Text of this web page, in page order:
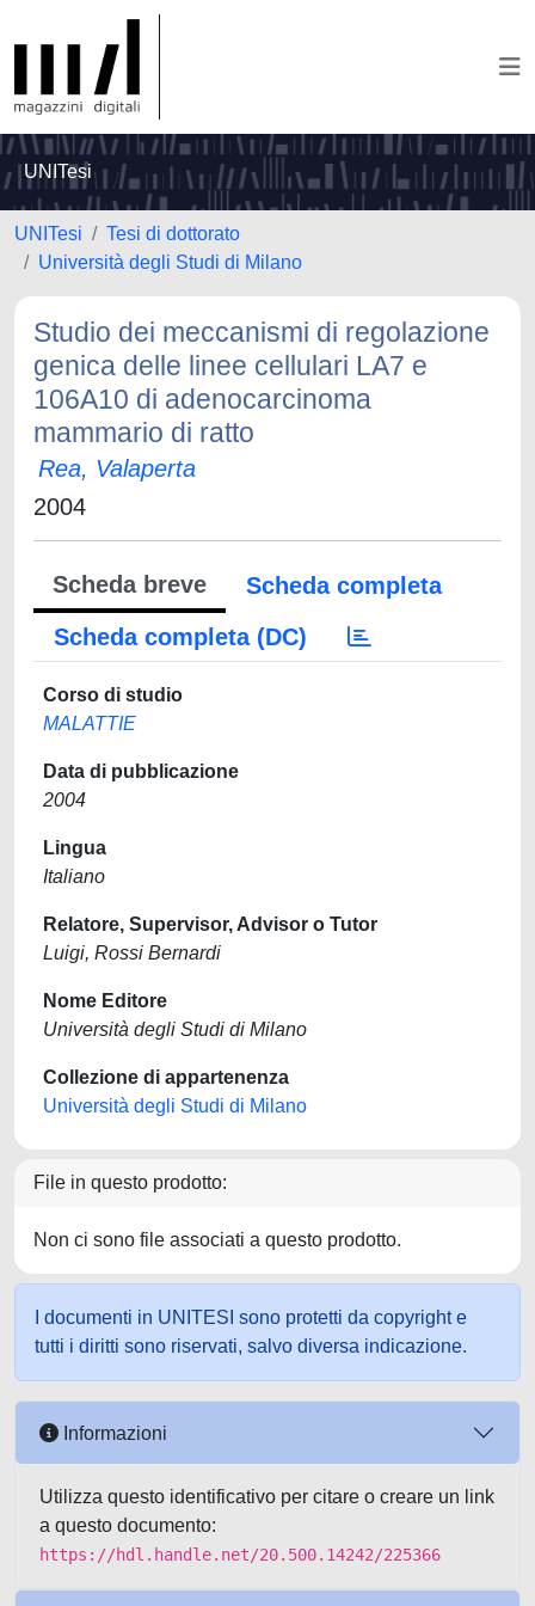
UNITesi
UNITesi
Tesi di dottorato
Università degli Studi di Milano
Studio dei meccanismi di regolazione
genica delle linee cellulari LA7 e
106A10 di adenocarcinoma
mammario di ratto
Rea, Valaperta
2004
Scheda breve
Scheda completa
Scheda completa (DC)
Corso di studio
MALATTIE
Data di pubblicazione
2004
Lingua
Italiano
Relatore, Supervisor, Advisor o Tutor
Luigi, Rossi Bernardi
Nome Editore
Università degli Studi di Milano
Collezione di appartenenza
Università degli Studi di Milano
File in questo prodotto:
Non ci sono file associati a questo prodotto.
I documenti in UNITESI sono protetti da copyright e
tutti i diritti sono riservati, salvo diversa indicazione.
Informazioni
Utilizza questo identificativo per citare o creare un link
a questo documento:
https://hdl.handle.net/20.500.14242/225366